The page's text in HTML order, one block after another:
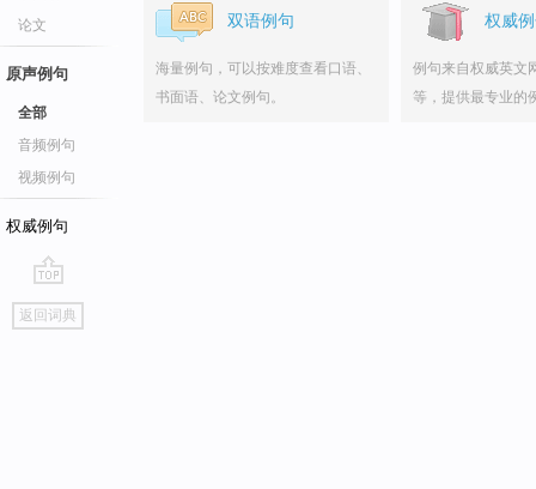
论文
原声例句
全部
音频例句
视频例句
权威例句
go
top
返回词典
双语例句
海量例句，可以按难度查看口语、
书面语、论文例句。
权威
例句来自权威英文
等，提供最专业的